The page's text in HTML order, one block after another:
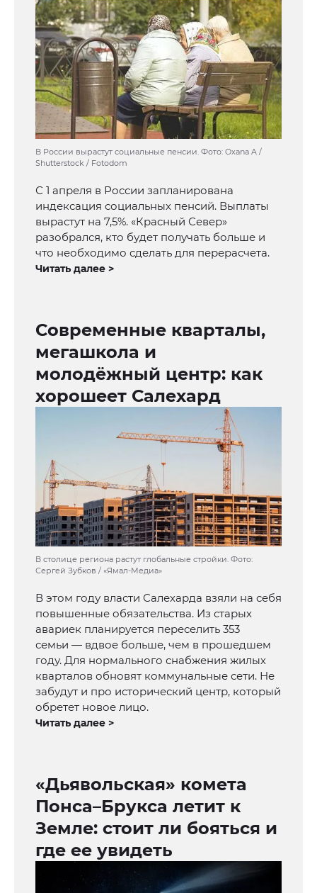
В России вырастут социальные пенсии. Фото: Oxana A /
Shutterstock / Fotodom
С 1 апреля в России запланирована
индексация социальных пенсий. Выплаты
вырастут на 7,5%. «Красный Север»
разобрался, кто будет получать больше и
что необходимо сделать для перерасчета.
Читать далее >
Современные кварталы,
мегашкола и
молодёжный центр: как
хорошеет Салехард
В столице региона растут глобальные стройки. Фото:
Сергей Зубков / «Ямал-Медиа»
В этом году власти Салехарда взяли на себя
повышенные обязательства. Из старых
авариек планируется переселить 353
семьи — вдвое больше, чем в прошедшем
году. Для нормального снабжения жилых
кварталов обновят коммунальные сети. Не
забудут и про исторический центр, который
обретет новое лицо.
Читать далее >
«Дьявольская» комета
Понса–Брукса летит к
Земле: стоит ли бояться и
где ее увидеть